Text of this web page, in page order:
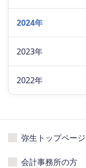
2024年
2023年
2022年
弥生トップページ
会計事務所の方